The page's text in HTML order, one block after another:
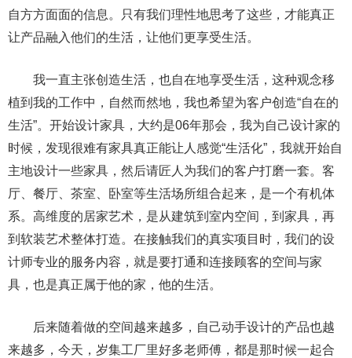
自方方面面的信息。只有我们理性地思考了这些，才能真正
让产品融入他们的生活，让他们更享受生活。
我一直主张创造生活，也自在地享受生活，这种观念移
植到我的工作中，自然而然地，我也希望为客户创造“自在的
生活”。开始设计家具，大约是06年那会，我为自己设计家的
时候，发现很难有家具真正能让人感觉“生活化”，我就开始自
主地设计一些家具，然后请匠人为我们的客户打磨一套。客
厅、餐厅、茶室、卧室等生活场所组合起来，是一个有机体
系。高维度的居家艺术，是从建筑到室内空间，到家具，再
到软装艺术整体打造。在接触我们的真实项目时，我们的设
计师专业的服务内容，就是要打通和连接顾客的空间与家
具，也是真正属于他的家，他的生活。
后来随着做的空间越来越多，自己动手设计的产品也越
来越多，今天，岁集工厂里好多老师傅，都是那时候一起合